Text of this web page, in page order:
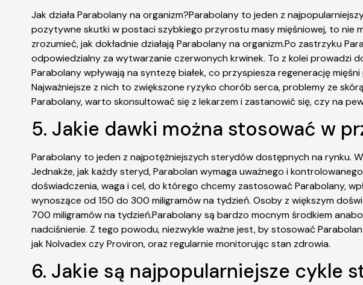
Jak działa Parabolany na organizm?Parabolany to jeden z
pozytywne skutki w postaci szybkiego przyrostu masy mięśniowej, to nie
zrozumieć, jak dokładnie działają Parabolany na organizm.Po zastrzyku
odpowiedzialny za wytwarzanie czerwonych krwinek. To z kolei prowadzi
Parabolany wpływają na syntezę białek, co przyspiesza regenerację
Najważniejsze z nich to zwiększone ryzyko chorób serca, problemy ze
Parabolany, warto skonsultować się z lekarzem i zastanowić się, czy na
5. Jakie dawki można stosować w
Parabolany to jeden z najpotężniejszych sterydów dostępnych na rynku.
Jednakże, jak każdy steryd, Parabolan wymaga uważnego i
doświadczenia, waga i cel, do którego chcemy zastosować Parabolany,
wynoszące od 150 do 300 miligramów na tydzień. Osoby z większym
700 miligramów na tydzień.Parabolany są bardzo mocnym środkiem
nadciśnienie. Z tego powodu, niezwykle ważne jest, by stosować
jak Nolvadex czy Proviron, oraz regularnie monitorując stan zdrowia.
6. Jakie są najpopularniejsze cykle